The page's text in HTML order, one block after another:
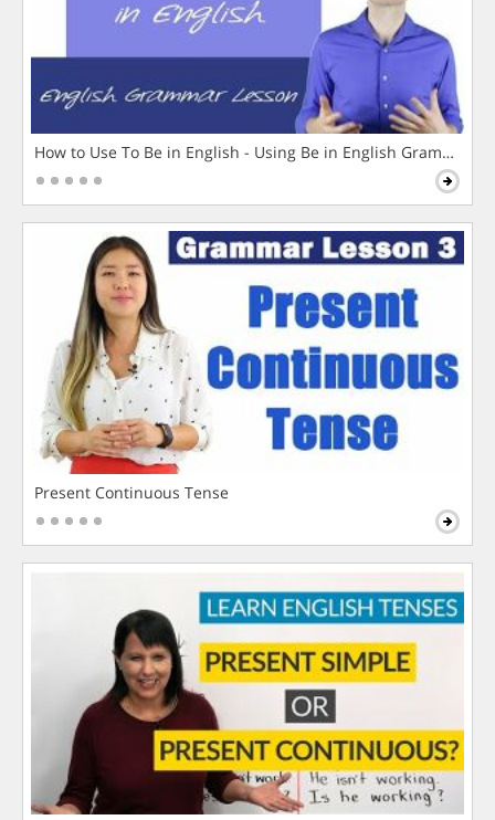
How to Use To Be in English - Using Be in English Grammar
Present Continuous Tense